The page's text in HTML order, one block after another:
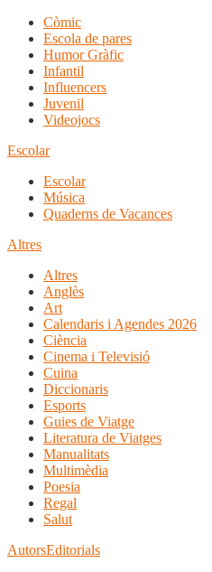
Còmic
Escola de pares
Humor Gràfic
Infantil
Influencers
Juvenil
Videojocs
Escolar
Escolar
Música
Quaderns de Vacances
Altres
Altres
Anglès
Art
Calendaris i Agendes 2026
Ciència
Cinema i Televisió
Cuina
Diccionaris
Esports
Guies de Viatge
Literatura de Viatges
Manualitats
Multimèdia
Poesia
Regal
Salut
AutorsEditorials